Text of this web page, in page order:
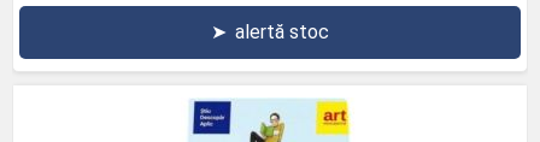
➤ alertă stoc